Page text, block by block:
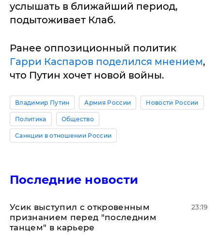
услышать в ближайший период,
подытоживает Клаб.
Ранее оппозиционный политик
Гарри Каспаров поделился мнением,
что Путин хочет новой войны.
Владимир Путин Армия России Новости России
Политика Общество
Санкции в отношении России
Последние новости
Усик выступил с откровенным
признанием перед "последним
танцем" в карьере
23:19